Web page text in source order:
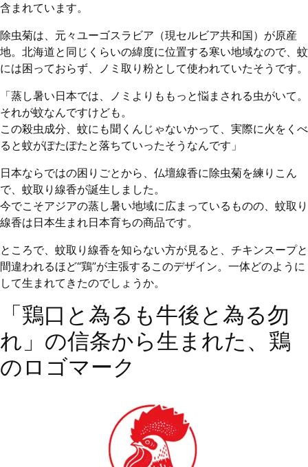
含まれています。
除虫菊は、元々ユーゴスラビア（現セルビア共和国）が原産
地。北海道と同じくらいの緯度に位置する寒い地域なので、蚊
には困っておらず、ノミ取り粉として使われていたそうです。
「蒸し暑い日本では、ノミよりももっと悩まされる虫がいて。
それが蚊なんですけども。
この殺虫成分、蚊にも聞くんじゃないかって、実際に火をくべ
ると蚊がぽたぽたと落ちていったそうなんです」
日本ならではの困りごとから、仏壇線香に除虫菊を練りこん
で、蚊取り線香が誕生しました。
今でこそアジアの蒸し暑い地域に広まっているものの、蚊取り
線香は日本生まれ日本育ちの商品です。
ところで、蚊取り線香を知らない方が見ると、チキンスープと
間違われるほど“鶏”が主張するこのデザイン。一体どのように
して生まれてきたのでしょうか。
「鶏口と為るも牛後と為る勿
れ」の信条から生まれた、鶏
のロゴマーク